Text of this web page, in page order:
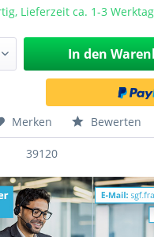
Lieferzeit ca. 1-3
In den
Merken Bewerten
39120